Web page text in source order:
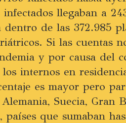
infectados llegaban a
dentro de las 372.985
Si las cuentas
y por causa del
internos en
es mayor pero
Suecia, Gran
países que sumaban